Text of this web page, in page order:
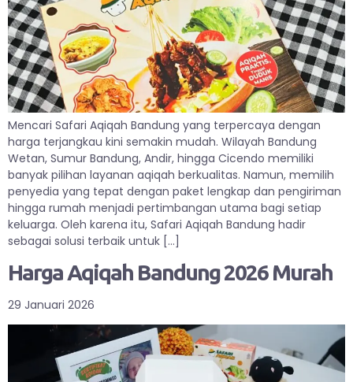
Mencari Safari Aqiqah Bandung yang terpercaya dengan
harga terjangkau kini semakin mudah. Wilayah Bandung
Wetan, Sumur Bandung, Andir, hingga Cicendo memiliki
banyak pilihan layanan aqiqah berkualitas. Namun, memilih
penyedia yang tepat dengan paket lengkap dan pengiriman
hingga rumah menjadi pertimbangan utama bagi setiap
keluarga. Oleh karena itu, Safari Aqiqah Bandung hadir
sebagai solusi terbaik untuk […]
Harga Aqiqah Bandung 2026 Murah
29 Januari 2026